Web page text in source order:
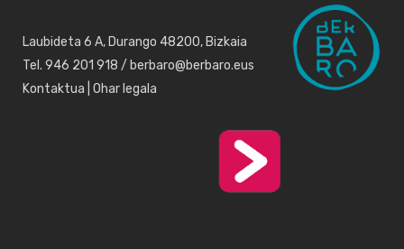
Laubideta 6 A, Durango 48200, Bizkaia
Tel. 946 201 918 / berbaro@berbaro.eus
Kontaktua Ohar legala